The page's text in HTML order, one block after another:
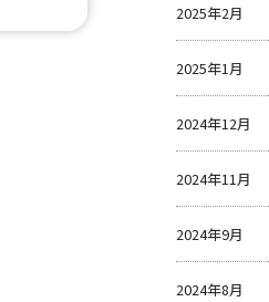
2025年2月
2025年1月
2024年12月
2024年11月
2024年9月
2024年8月